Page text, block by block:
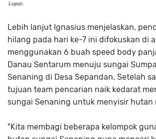
Lupar.
Lebih lanjut Ignasius menjelaskan,
hilang pada hari ke-7 ini difokuskan di
menggunakan 6 buah speed body
Danau Sentarum menuju sungai
Senaning di Desa Sepandan. Setelah
tujuan team pencarian naik kedarat
sungai Senaning untuk menyisir hutan
"Kita membagi beberapa kelompok